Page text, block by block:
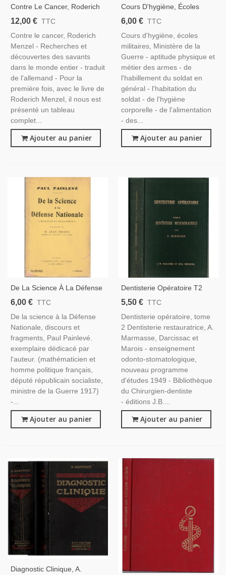
Contre Le Cancer, Roderich
Menzel, 1954 - Cancer En
Anticancéreuses,
12,00 € TTC
Contre le cancer, Roderich
Menzel - Recherches et
découvertes des savants
dans le monde entier - traduit
de l'allemand - Pour la
première fois, avec le livre de
Roderich Menzel, il nous est
présenté un tableau
complet...
Ajouter au panier
Cours D'hygiène, Écoles
Militaires, Ministère De La
Instruction Militaire,
6,00 € TTC
Cours d'hygiène, écoles
militaires, Ministère de la
Guerre - aptitude physique et
métier des armes - de
l'habillement du soldat en
général - l'habitation du
soldat - de l'hygiène
corporelle - de l'alimentation
- des...
Ajouter au panier
De La Science À La Défense
Nationale, Paul Painlevé,
Marine
6,00 € TTC
De la science à la Défense
Nationale, discours et
fragments, Paul Painlevé.
exemplaire dédicacé par
l'auteur. (mathématicien et
homme politique français,
député républicain socialiste,
ministre de la Guerre 1917)
-...
Ajouter au panier
Dentisterie Opératoire T2
Dentisterie Restauratrice,
Manuels De Médecine
5,50 € TTC
Dentisterie opératoire, tome
2 Dentisterie restauratrice, A.
Marmasse, Darcissac et
Marois - enseignement
odonto-stomatologique,
nouveau programme
d'études 1949 - Bibliothèque
du Chirurgien-dentiste
- éditions J.B....
Ajouter au panier
Diagnostic Clinique, A.